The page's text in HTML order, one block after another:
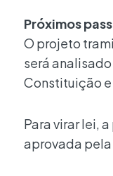
Próximos
O projeto
será
Constituição e
Para virar lei,
aprovada pela